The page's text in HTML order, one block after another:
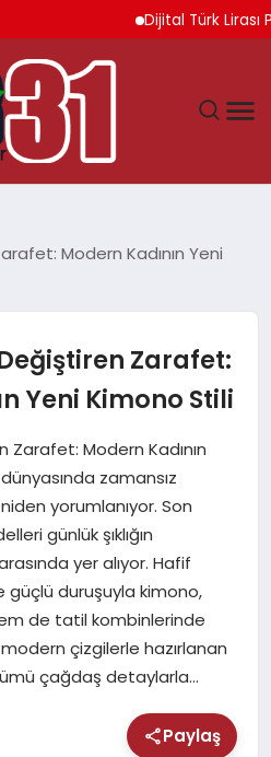
Dijital Türk Lirası
Modern Kadının Yeni
Zarafet:
Yeni Kimono Stili
Zarafet: Modern Kadının
zamansız
yorumlanıyor. Son
günlük şıklığın
yer alıyor. Hafif
güçlü duruşuyla kimono,
de tatil kombinlerinde
çizgilerle hazırlanan
çağdaş detaylarla…
Paylaş